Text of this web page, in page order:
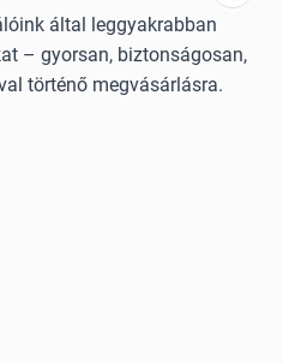
által leggyakrabban
– gyorsan, biztonságosan,
történő megvásárlásra.